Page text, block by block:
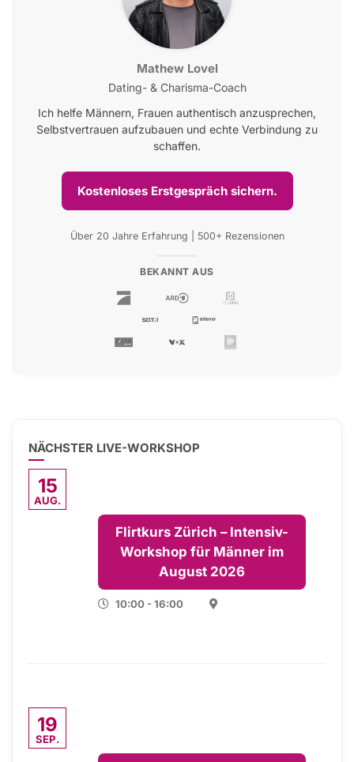
Mathew Lovel
Dating- & Charisma-Coach
Ich helfe Männern, Frauen authentisch anzusprechen,
Selbstvertrauen aufzubauen und echte Verbindung zu
schaffen.
Kostenloses Erstgespräch sichern.
Über 20 Jahre Erfahrung | 500+ Rezensionen
BEKANNT AUS
NÄCHSTER LIVE-WORKSHOP
15
AUG.
Flirtkurs Zürich – Intensiv-
Workshop für Männer im
August 2026
10:00 - 16:00
19
SEP.